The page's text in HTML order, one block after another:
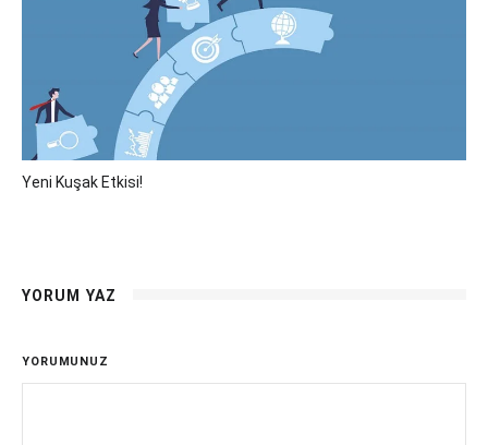
Yeni Kuşak Etkisi!
YORUM YAZ
YORUMUNUZ